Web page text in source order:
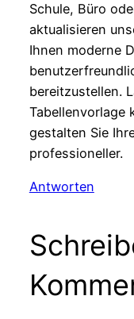
Schule, Büro
aktualisieren
Ihnen moderne
bereitzustellen.
Tabellenvorlage
gestalten Sie
professioneller.
Antworten